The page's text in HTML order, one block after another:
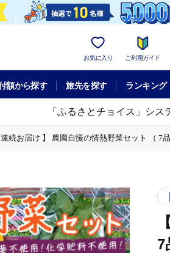
お気に入り ご利用ガイド
額から探す 旅先を探す ランキング
「ふるさとチョイス」シス
連続お届け 】 農園自慢の情熱野菜セット （
詰め合わせ お任せ 季節物 定期便 セット
枝豆 パクチー ビーツ ほうれん草 キャベツ
詰め合わせ お任せ 季節物 定期便 セット
枝豆 パクチー ビーツ ほうれん草 キャベツ
7